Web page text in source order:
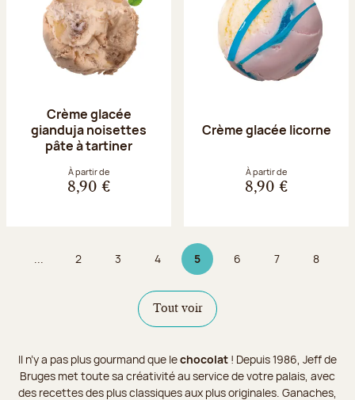
Crème glacée
gianduja noisettes
pâte à tartiner
À partir de
8,90 €
Crème glacée licorne
À partir de
8,90 €
... Page
2 Page
3 Page
4 5Page 5 sur 9
Page
6 Page
7 Page
8
Tout voir
Il n’y a pas plus gourmand que lechocolat ! Depuis 1986, Jeff de
Bruges met toute sa créativité au service de votre palais, avec
des recettes des plus classiques aux plus originales. Ganaches,